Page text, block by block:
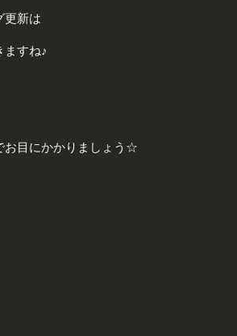
更新は
ますね♪
お目にかかりましょう☆